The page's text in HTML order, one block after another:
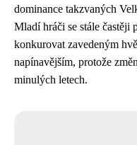
dominance takzvaných
Mladí hráči se stále častěji
konkurovat zavedeným
napínavějším, protože
minulých letech.